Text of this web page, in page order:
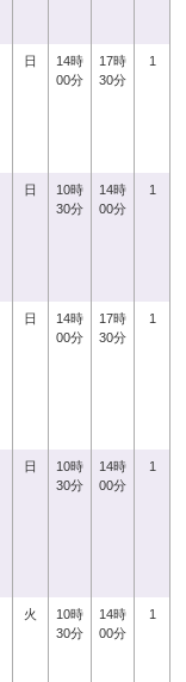
日
14時
00分
17時
30分
1
日
10時
30分
14時
00分
1
日
14時
00分
17時
30分
1
日
10時
30分
14時
00分
1
火
10時
30分
14時
00分
1